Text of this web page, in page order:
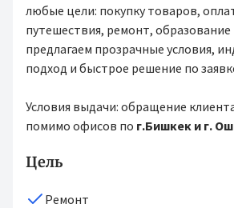
любые цели: покупку товаров,
путешествия, ремонт, образование
предлагаем прозрачные условия,
подход и быстрое решение по
Условия выдачи: обращение
помимо офисов по г.Бишкек и г. Ош
Цель
Ремонт